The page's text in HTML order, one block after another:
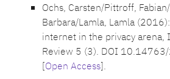
Ochs, Carsten/Pittroff,
Barbara/Lamla, Lamla
internet in the privacy arena,
Review 5 (3). DOI
[Open Access].